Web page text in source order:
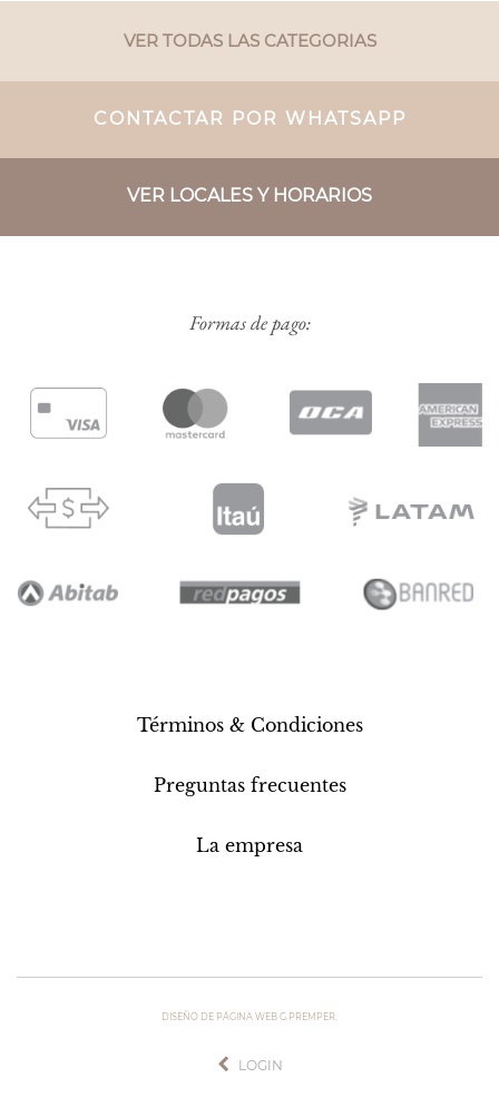
VER TODAS LAS CATEGORIAS
CONTACTAR POR WHATSAPP
VER LOCALES Y HORARIOS
Formas de pago:
Términos & Condiciones
Preguntas frecuentes
La empresa
DISEÑO DE PÁGINA WEB G.PREMPER.
LOGIN